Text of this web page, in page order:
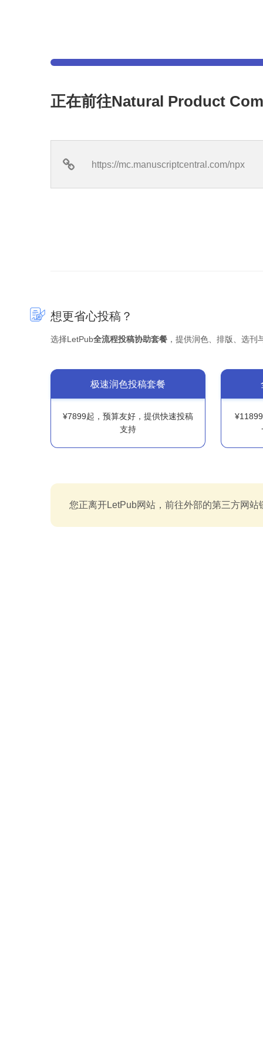
正在前往Natural Product
https://mc.manuscriptcentral.com/npx
想更省心投稿？
选择LetPub全流程投稿协助套餐 ，提供润色、排版、选
极速润色投稿套餐
¥7899起，预算友好，提供快速投稿
支持
您正离开LetPub网站，前往外部的第三方网